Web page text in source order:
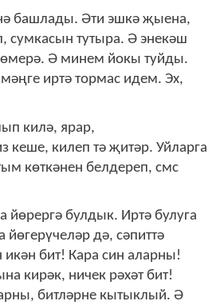
башлады. Әти эшкә җыена,
сумкасын тутыра. Ә энекәш
Ә минем йокы туйды.
иртә тормас идем. Эх,
килә, ярар,
кеше, килеп тә җитәр. Уйларга
көткәнен белдереп, смс
йөрергә булдык. Иртә булуга
йөгерүчеләр дә, сәпиттә
икән бит! Кара син аларны!
кирәк, ничек рәхәт бит!
битләрне кытыклый. Ә